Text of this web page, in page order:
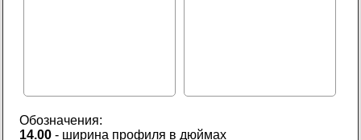
Обозначения:
14.00- ширина профиля в дюймах